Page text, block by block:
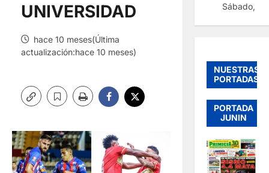
UNIVERSIDAD
hace 10 meses(Última
actualización:hace 10 meses)
Sábado,
NUESTRAS
PORTADAS
PORTADA
JUNIN